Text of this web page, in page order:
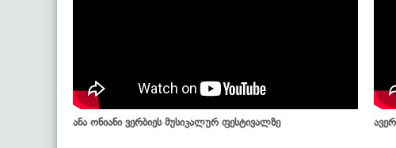
ანა ონიანი ვერბიეს მუსიკალურ ფესტივალზე